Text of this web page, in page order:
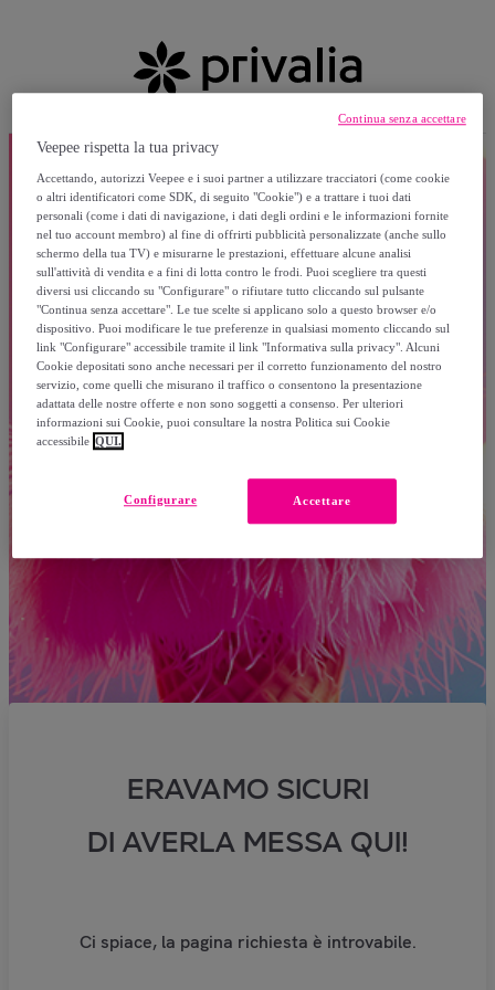
ERAVAMO SICURI
DI AVERLA MESSA QUI!
Ci spiace, la pagina richiesta è introvabile.
Veepee rispetta la tua privacy
Accettando, autorizzi Veepee e i suoi partner a utilizzare tracciatori (come cookie
o altri identificatori come SDK, di seguito "Cookie") e a trattare i tuoi dati
personali (come i dati di navigazione, i dati degli ordini e le informazioni fornite
nel tuo account membro) al fine di offrirti pubblicità personalizzate (anche sullo
schermo della tua TV) e misurarne le prestazioni, effettuare alcune analisi
sull'attività di vendita e a fini di lotta contro le frodi. Puoi scegliere tra questi
diversi usi cliccando su "Configurare" o rifiutare tutto cliccando sul pulsante
"Continua senza accettare". Le tue scelte si applicano solo a questo browser e/o
dispositivo. Puoi modificare le tue preferenze in qualsiasi momento cliccando sul
link "Configurare" accessibile tramite il link "Informativa sulla privacy". Alcuni
Cookie depositati sono anche necessari per il corretto funzionamento del nostro
servizio, come quelli che misurano il traffico o consentono la presentazione
adattata delle nostre offerte e non sono soggetti a consenso. Per ulteriori
informazioni sui Cookie, puoi consultare la nostra Politica sui Cookie
accessibile QUI.
Accettare
Configurare
Continua senza accettare